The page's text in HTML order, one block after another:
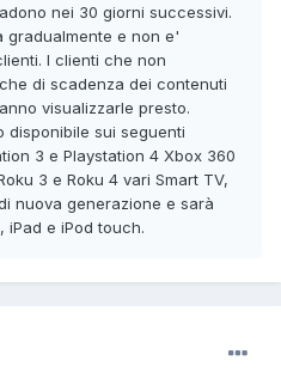
nei 30 giorni successivi.
gradualmente e non e'
I clienti che non
di scadenza dei contenuti
visualizzarle presto.
disponibile sui seguenti
3 e Playstation 4 Xbox 360
3 e Roku 4 vari Smart TV,
nuova generazione e sarà
iPad e iPod touch.